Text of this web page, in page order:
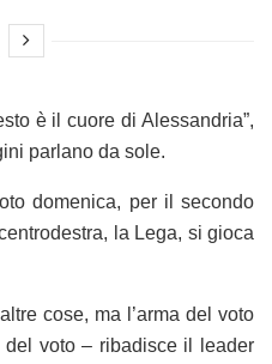
è il cuore di Alessandria”,
parlano da sole.
domenica, per il secondo
la Lega, si gioca
cose, ma l’arma del voto
del voto – ribadisce il leader